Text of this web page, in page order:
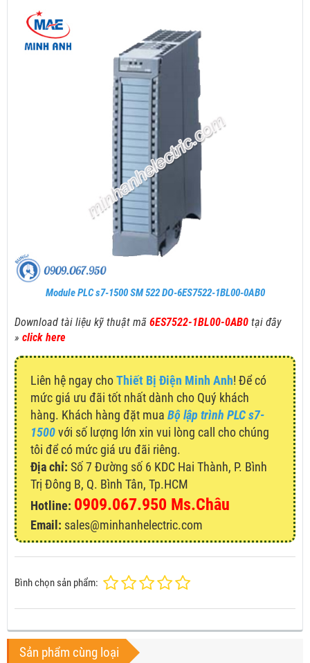
Module PLC s7-1500 SM 522 DO-6ES7522-1BL00-0AB0
Download tài liệu kỹ thuật mã 6ES7522-1BL00-0AB0 tại đây
» click here
Liên hệ ngay choThiết Bị Điện Minh Anh! Để có
mức giá ưu đãi tốt nhất dành cho Quý khách
hàng. Khách hàng đặt mua Bộ lập trình PLC s7-
1500với số lượng lớn xin vui lòng call cho chúng
tôi để có mức giá ưu đãi riêng.
Địa chỉ: Số 7 Đường số 6 KDC Hai Thành, P. Bình
Trị Đông B, Q. Bình Tân, Tp.HCM
Hotline: 0909.067.950 Ms.Châu
Email: sales@minhanhelectric.com
Bình chọn sản phẩm:
Sản phẩm cùng loại